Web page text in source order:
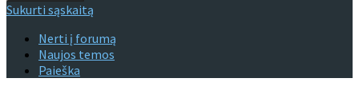
Sukurti sąskaitą
Nerti į forumą
Naujos temos
Paieška